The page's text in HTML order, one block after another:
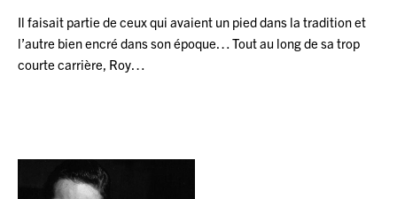
Il faisait partie de ceux qui avaient un pied dans la tradition et
l’autre bien encré dans son époque… Tout au long de sa trop
courte carrière, Roy…